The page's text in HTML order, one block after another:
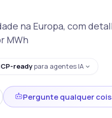
na Europa, com
MWh
readypara agentes IA
Pergunte qualquer